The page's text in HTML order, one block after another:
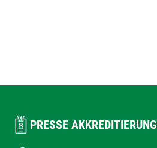
PRESSE AKKREDITIERUNG